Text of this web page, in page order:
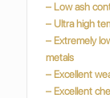
– Low ash
– Ultra high
– Extremely
metals
– Excellent
– Excellent